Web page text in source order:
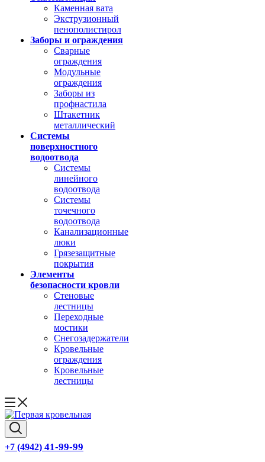
Каменная вата
Экструзионный
пенополистирол
Заборы и ограждения
Сварные
ограждения
Модульные
ограждения
Заборы из
профнастила
Штакетник
металлический
Системы
поверхностного
водоотвода
Системы
линейного
водоотвода
Системы
точечного
водоотвода
Канализационные
люки
Грязезащитные
покрытия
Элементы
безопасности кровли
Стеновые
лестницы
Переходные
мостики
Снегозадержатели
Кровельные
ограждения
Кровельные
лестницы
+7 (4942) 41-99-99